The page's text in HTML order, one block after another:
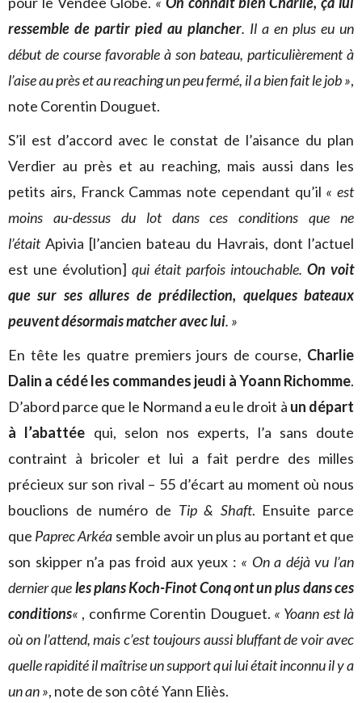
ressemble de partir pied au plancher. Il a en plus eu un
début de course favorable à son bateau, particulièrement à
l’aise au près et au reaching un peu fermé, il a bien fait le job »,
note Corentin Douguet.
S’il est d’accord avec le constat de l’aisance du plan
Verdier au près et au reaching, mais aussi dans les
petits airs, Franck Cammas note cependant qu’il « est
moins au-dessus du lot dans ces conditions que ne
l’était Apivia [l’ancien bateau du Havrais, dont l’actuel
est une évolution] qui était parfois intouchable. On voit
que sur ses allures de prédilection, quelques bateaux
peuvent désormais matcher avec lui. »
En tête les quatre premiers jours de course, Charlie
Dalin a cédé les commandes jeudi à Yoann Richomme.
D’abord parce que le Normand a eu le droit à un départ
à l’abattée qui, selon nos experts, l’a sans doute
contraint à bricoler et lui a fait perdre des milles
précieux sur son rival – 55 d’écart au moment où nous
bouclions de numéro de Tip & Shaft. Ensuite parce
que Paprec Arkéa semble avoir un plus au portant et que
son skipper n’a pas froid aux yeux : « On a déjà vu l’an
dernier queles plans Koch-Finot Conq ont un plus dans ces
conditions« , confirme Corentin Douguet. « Yoann est là
où on l’attend, mais c’est toujours aussi bluffant de voir avec
quelle rapidité il maîtrise un support qui lui était inconnu il y a
un an », note de son côté Yann Eliès.